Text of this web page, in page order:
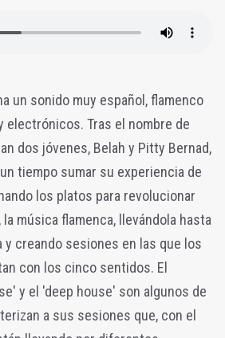
un sonido muy español, flamenco
electrónicos. Tras el nombre de
dos jóvenes, Belah y Pitty Bernad,
tiempo sumar su experiencia de
los platos para revolucionar
música flamenca, llevándola hasta
creando sesiones en las que los
con los cinco sentidos. El
y el 'deep house' son algunos de
a sus sesiones que, con el